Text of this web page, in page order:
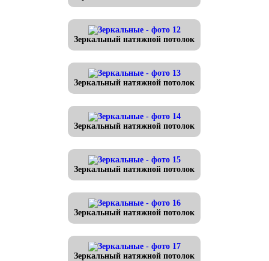
Зеркальный натяжной потолок
Зеркальный натяжной потолок
Зеркальный натяжной потолок
Зеркальный натяжной потолок
Зеркальный натяжной потолок
Зеркальный натяжной потолок